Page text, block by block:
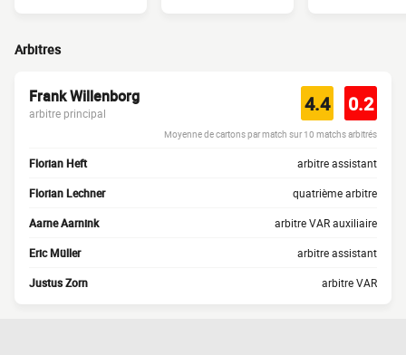
Arbitres
Frank Willenborg
arbitre principal 4.4 0.2
Moyenne de cartons par match sur 10 matchs arbitrés
Florian Heft arbitre assistant
Florian Lechner quatrième arbitre
Aarne Aarnink arbitre VAR auxiliaire
Eric Müller arbitre assistant
Justus Zorn arbitre VAR